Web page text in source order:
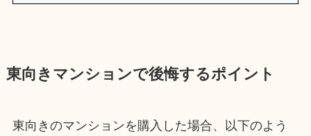
東向きマンションで後悔するポイント
東向きのマンションを購入した場合、以下のよう